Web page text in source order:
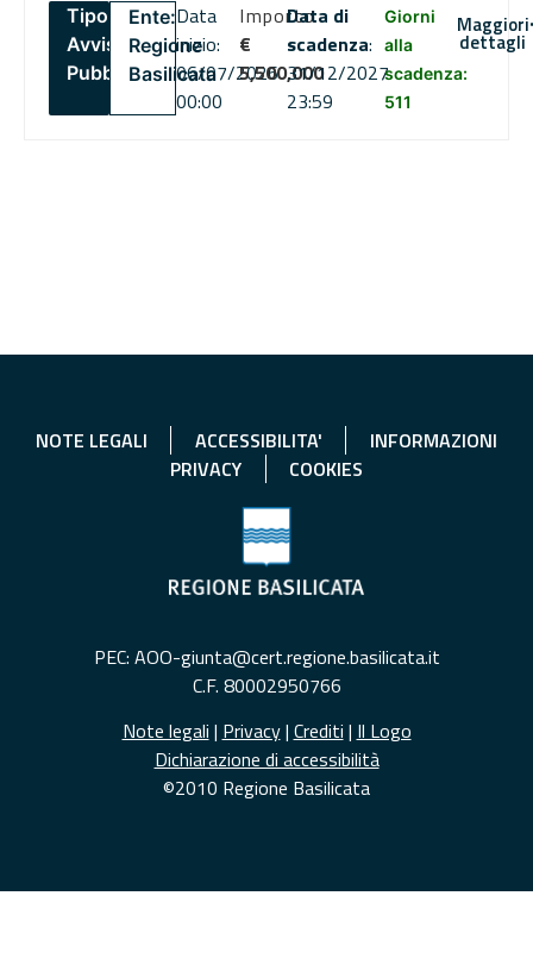
Tipo:
Avviso
Pubblico
Ente:
Regione
Basilicata
Data
inizio:
06/07/2026
00:00
Importo
€
5,500,000
Data di
scadenza:
31/12/2027
23:59
Giorni
alla
scadenza:
511
Maggiori
dettagli
NOTE LEGALI ACCESSIBILITA'
INFORMAZIONI
PRIVACY
COOKIES
PEC: AOO-giunta@cert.regione.basilicata.it
C.F. 80002950766
Note legali | Privacy| Crediti | Il Logo
Dichiarazione di accessibilità
©2010 Regione Basilicata